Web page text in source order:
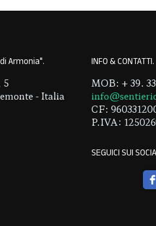
Armonia"
5
- Italia
INFO & CONTATTI
MOB: + 39.
CF:
P.IVA:
SEGUICI SUI